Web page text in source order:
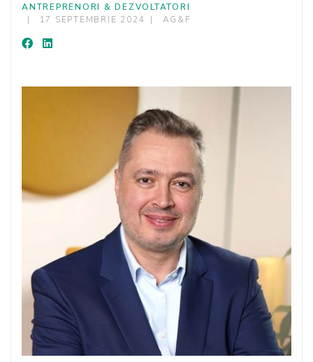
ANTREPRENORI & DEZVOLTATORI
17 SEPTEMBRIE 2024
AG&F